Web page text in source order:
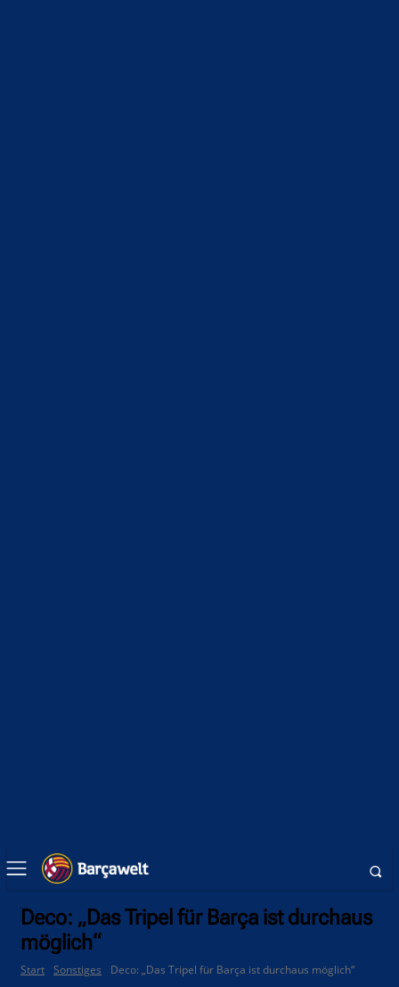
Deco: „Das Tripel für Barça ist durchaus
möglich“
Start Sonstiges Deco: „Das Tripel für Barça ist durchaus möglich“